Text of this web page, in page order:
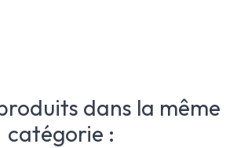
dans la même
catégorie :